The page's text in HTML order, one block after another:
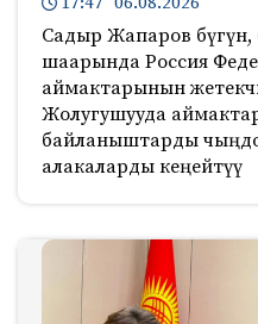
Садыр Жапаров бүгүн,
шаарында Россия
аймактарынын
Жолугушууда
байланыштарды
алакаларды кеңейтүү